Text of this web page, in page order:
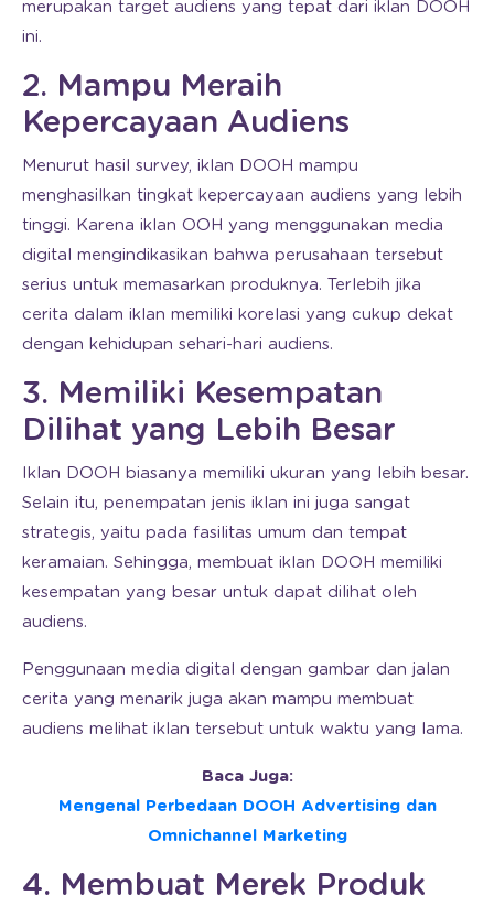
merupakan target audiens yang tepat dari iklan DOOH
ini.
2. Mampu Meraih
Kepercayaan Audiens
Menurut hasil survey, iklan DOOH mampu
menghasilkan tingkat kepercayaan audiens yang lebih
tinggi. Karena iklan OOH yang menggunakan media
digital mengindikasikan bahwa perusahaan tersebut
serius untuk memasarkan produknya. Terlebih jika
cerita dalam iklan memiliki korelasi yang cukup dekat
dengan kehidupan sehari-hari audiens.
3. Memiliki Kesempatan
Dilihat yang Lebih Besar
Iklan DOOH biasanya memiliki ukuran yang lebih besar.
Selain itu, penempatan jenis iklan ini juga sangat
strategis, yaitu pada fasilitas umum dan tempat
keramaian. Sehingga, membuat iklan DOOH memiliki
kesempatan yang besar untuk dapat dilihat oleh
audiens.
Penggunaan media digital dengan gambar dan jalan
cerita yang menarik juga akan mampu membuat
audiens melihat iklan tersebut untuk waktu yang lama.
Baca Juga:
Mengenal Perbedaan DOOH Advertising dan
Omnichannel Marketing
4. Membuat Merek Produk